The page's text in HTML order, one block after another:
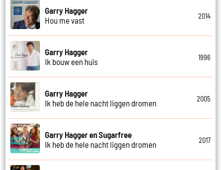
Garry Hagger
Hou me vast
2014
Garry Hagger
Ik bouw een huis
1996
Garry Hagger
Ik heb de hele nacht liggen dromen
2005
Garry Hagger en Sugarfree
Ik heb de hele nacht liggen dromen
2017